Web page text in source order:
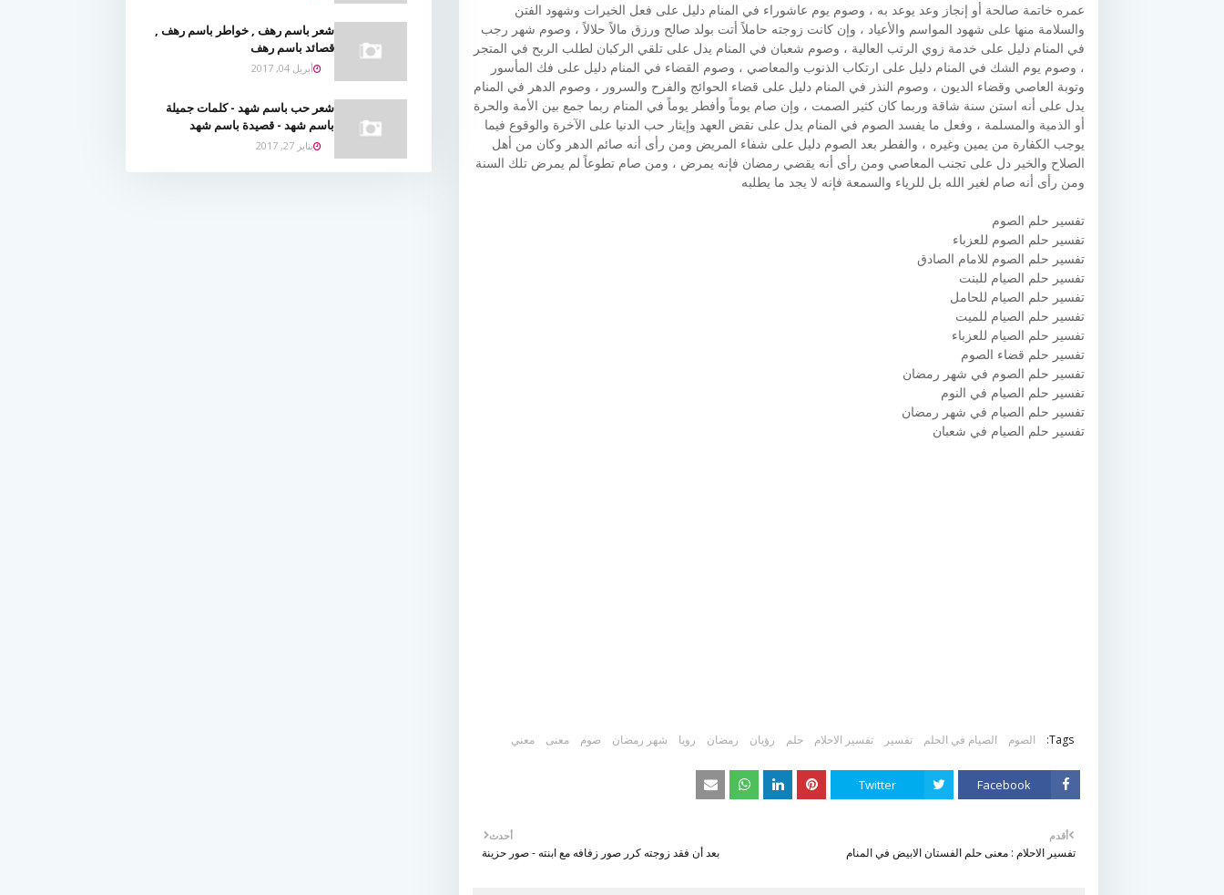
عمره خاتمة صالحة أو إنجاز وعد يوعد به ، وصوم يوم عاشوراء في المنام دليل على فعل الخيرات وشهود الفتن
والسلامة منها على شهود المواسم والأعياد ، وإن كانت زوجته حاملاً أتت بولد صالح ورزق مالاً حلالاً ، وصوم شهر رجب
في المنام دليل على خدمة زوي الرتب العالية ، وصوم شعبان في المنام يدل على تلقي الركبان لطلب الربح في المتجر
، وصوم يوم الشك في المنام دليل على ارتكاب الذنوب والمعاصي ، وصوم القضاء في المنام دليل على فك المأسور
وتوبة العاصي وقضاء الديون ، وصوم النذر في المنام دليل على قضاء الحوائج والفرح والسرور ، وصوم الدهر في المنام
يدل على أنه استن سنة شاقة وربما كان كثير الصمت ، وإن صام يوماً وأفطر يوماً في المنام ربما جمع بين الأمة والحرة
أو الذمية والمسلمة ، وفعل ما يفسد الصوم في المنام يدل على نقض العهد وإيثار حب الدنيا على الآخرة والوقوع فيما
يوجب الكفارة من يمين وغيره ، والفطر بعد الصوم دليل على شفاء المريض ومن رأى أنه صائم الدهر وكان من أهل
الصلاح والخير دل على تجنب المعاصي ومن رأى أنه يقضي رمضان فإنه يمرض ، ومن صام تطوعاً لم يمرض تلك السنة
ومن رأى أنه صام لغير الله بل للرياء والسمعة فإنه لا يجد ما يطلبه
تفسير حلم الصوم
تفسير حلم الصوم للعزباء
تفسير حلم الصوم للامام الصادق
تفسير حلم الصيام للبنت
تفسير حلم الصيام للحامل
تفسير حلم الصيام للميت
تفسير حلم الصيام للعزباء
تفسير حلم قضاء الصوم
تفسير حلم الصوم في شهر رمضان
تفسير حلم الصيام في النوم
تفسير حلم الصيام في شهر رمضان
تفسير حلم الصيام في شعبان
Tags: الصوم الصيام في الحلم تفسير تفسير الاحلام حلم رؤيان رمضان رويا شهر رمضان صوم معنى معني
Facebook
Twitter
أحدث
بعد أن فقد زوجته كرر صور زفافه مع ابنته - صور حزينة
أقدم
تفسير الاحلام : معنى حلم الفستان الابيض في المنام
شعر باسم رهف , خواطر باسم رهف ,
قصائد باسم رهف
أبريل 04, 2017
شعر حب باسم شهد - كلمات جميلة
باسم شهد - قصيدة باسم شهد
يناير 27, 2017